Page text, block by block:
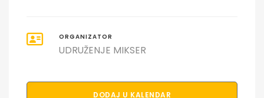
ORGANIZATOR
UDRUŽENJE MIKSER
DODAJ U KALENDAR